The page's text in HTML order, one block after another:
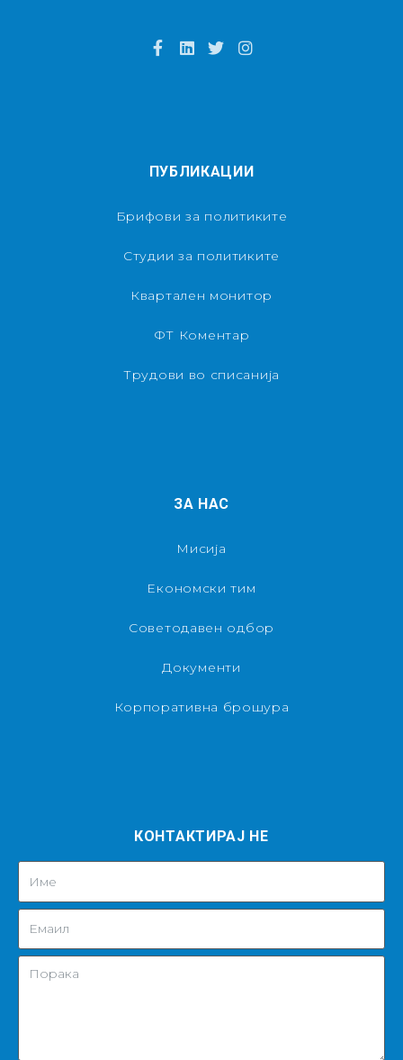
ПУБЛИКАЦИИ
Брифови за политиките
Студии за политиките
Квартален монитор
ФТ Коментар
Трудови во списанија
ЗА НАС
Мисија
Економски тим
Советодавен одбор
Документи
Корпоративна брошура
КОНТАКТИРАЈ НЕ